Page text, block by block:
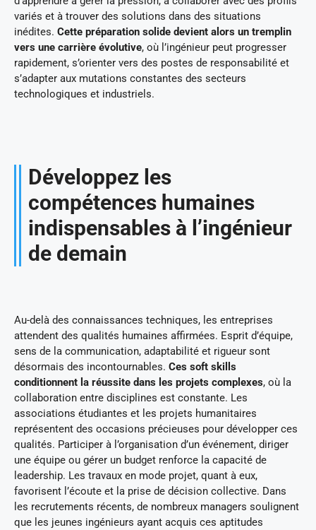
variés et à trouver des solutions dans des situations
inédites. Cette préparation solide devient alors un tremplin
vers une carrière évolutive, où l’ingénieur peut progresser
rapidement, s’orienter vers des postes de responsabilité et
s’adapter aux mutations constantes des secteurs
technologiques et industriels.
Développez les
compétences humaines
indispensables à l’ingénieur
de demain
Au-delà des connaissances techniques, les entreprises
attendent des qualités humaines affirmées. Esprit d’équipe,
sens de la communication, adaptabilité et rigueur sont
désormais des incontournables. Ces soft skills
conditionnent la réussite dans les projets complexes, où la
collaboration entre disciplines est constante. Les
associations étudiantes et les projets humanitaires
représentent des occasions précieuses pour développer ces
qualités. Participer à l’organisation d’un événement, diriger
une équipe ou gérer un budget renforce la capacité de
leadership. Les travaux en mode projet, quant à eux,
favorisent l’écoute et la prise de décision collective. Dans
les recrutements récents, de nombreux managers soulignent
que les jeunes ingénieurs ayant acquis ces aptitudes